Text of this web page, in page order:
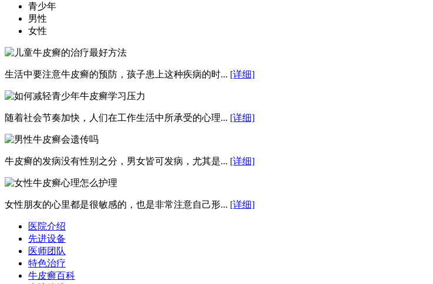
青少年
男性
女性
生活中要注意牛皮癣的预防，孩子患上这种疾病的时... [详细]
随着社会节奏加快，人们在工作生活中所承受的心理... [详细]
牛皮癣的发病没有性别之分，男女皆可发病，尤其是... [详细]
女性朋友的心里都是很敏感的，也是非常注意自己形... [详细]
医院介绍
先进设备
医师团队
特色治疗
牛皮癣百科